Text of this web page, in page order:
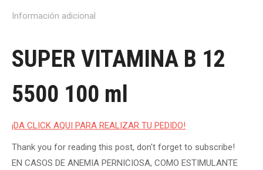
Información adicional
SUPER VITAMINA B 12
5500 100 ml
¡DA CLICK AQUI PARA REALIZAR TU PEDIDO!
Thank you for reading this post, don't forget to subscribe!
EN CASOS DE ANEMIA PERNICIOSA, COMO ESTIMULANTE